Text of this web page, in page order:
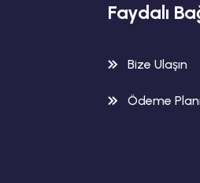
Faydalı
Bize Ulaşın
Ödeme Planı